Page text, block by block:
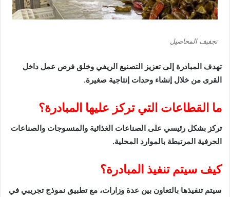
تجفيف المحاصيل
تهدف المبادرة إلى تعزيز التصنيع الريفي وخلق فرص عمل داخل
القرى من خلال إنشاء وحدات إنتاجية صغيرة.
ما القطاعات التي تركز عليها المبادرة؟
تركز بشكل رئيسي على الصناعات الغذائية والمنسوجات والصناعات
الحرفية المرتبطة بالموارد المحلية.
كيف سيتم تنفيذ المبادرة؟
سيتم تنفيذها بالتعاون بين عدة وزارات، مع تطبيق نموذج تجريبي في